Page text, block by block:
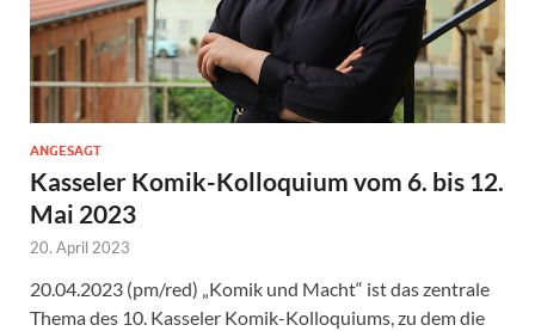
ANGESAGT
Kasseler Komik-Kolloquium vom 6. bis 12.
Mai 2023
20. April 2023
20.04.2023 (pm/red) „Komik und Macht“ ist das zentrale
Thema des 10. Kasseler Komik-Kolloquiums, zu dem die